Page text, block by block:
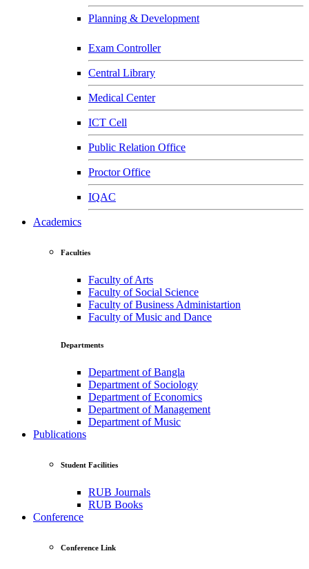
Planning & Development
Exam Controller
Central Library
Medical Center
ICT Cell
Public Relation Office
Proctor Office
IQAC
Academics
Faculties
Faculty of Arts
Faculty of Social Science
Faculty of Business Administartion
Faculty of Music and Dance
Departments
Department of Bangla
Department of Sociology
Department of Economics
Department of Management
Department of Music
Publications
Student Facilities
RUB Journals
RUB Books
Conference
Conference Link